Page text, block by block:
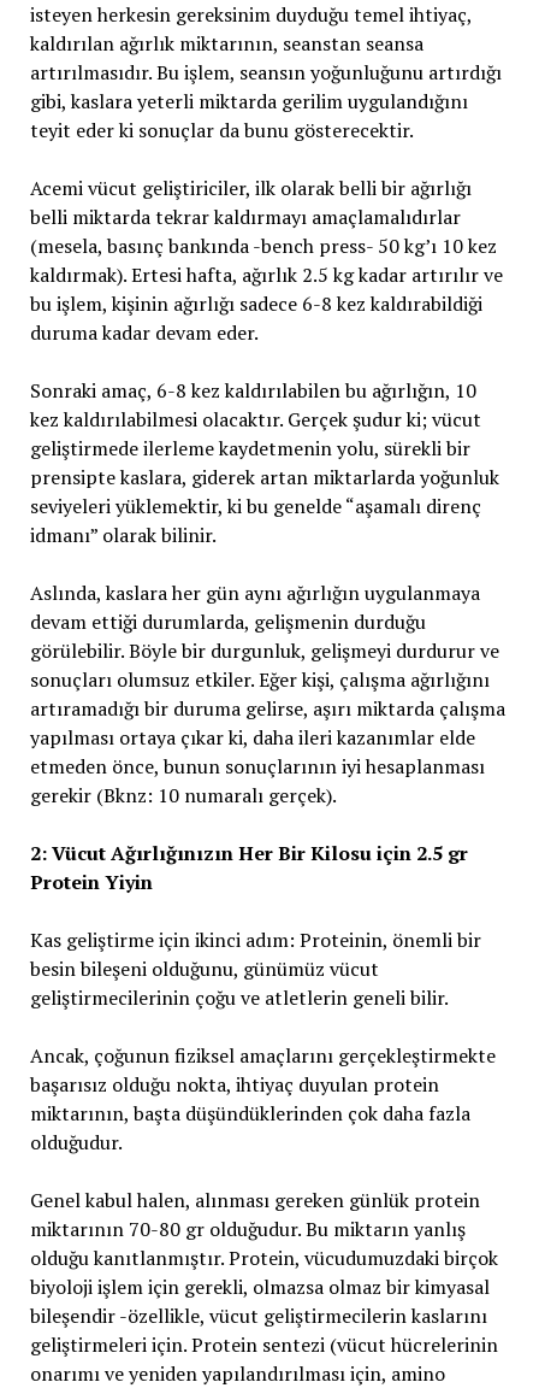
isteyen herkesin gereksinim duyduğu temel ihtiyaç,
kaldırılan ağırlık miktarının, seanstan seansa
artırılmasıdır. Bu işlem, seansın yoğunluğunu artırdığı
gibi, kaslara yeterli miktarda gerilim uygulandığını
teyit eder ki sonuçlar da bunu gösterecektir.
Acemi vücut geliştiriciler, ilk olarak belli bir ağırlığı
belli miktarda tekrar kaldırmayı amaçlamalıdırlar
(mesela, basınç bankında -bench press- 50 kg’ı 10 kez
kaldırmak). Ertesi hafta, ağırlık 2.5 kg kadar artırılır ve
bu işlem, kişinin ağırlığı sadece 6-8 kez kaldırabildiği
duruma kadar devam eder.
Sonraki amaç, 6-8 kez kaldırılabilen bu ağırlığın, 10
kez kaldırılabilmesi olacaktır. Gerçek şudur ki; vücut
geliştirmede ilerleme kaydetmenin yolu, sürekli bir
prensipte kaslara, giderek artan miktarlarda yoğunluk
seviyeleri yüklemektir, ki bu genelde “aşamalı direnç
idmanı” olarak bilinir.
Aslında, kaslara her gün aynı ağırlığın uygulanmaya
devam ettiği durumlarda, gelişmenin durduğu
görülebilir. Böyle bir durgunluk, gelişmeyi durdurur ve
sonuçları olumsuz etkiler. Eğer kişi, çalışma ağırlığını
artıramadığı bir duruma gelirse, aşırı miktarda çalışma
yapılması ortaya çıkar ki, daha ileri kazanımlar elde
etmeden önce, bunun sonuçlarının iyi hesaplanması
gerekir (Bknz: 10 numaralı gerçek).
2: Vücut Ağırlığınızın Her Bir Kilosu için 2.5 gr
Protein Yiyin
Kas geliştirme için ikinci adım: Proteinin, önemli bir
besin bileşeni olduğunu, günümüz vücut
geliştirmecilerinin çoğu ve atletlerin geneli bilir.
Ancak, çoğunun fiziksel amaçlarını gerçekleştirmekte
başarısız olduğu nokta, ihtiyaç duyulan protein
miktarının, başta düşündüklerinden çok daha fazla
olduğudur.
Genel kabul halen, alınması gereken günlük protein
miktarının 70-80 gr olduğudur. Bu miktarın yanlış
olduğu kanıtlanmıştır. Protein, vücudumuzdaki birçok
biyoloji işlem için gerekli, olmazsa olmaz bir kimyasal
bileşendir -özellikle, vücut geliştirmecilerin kaslarını
geliştirmeleri için. Protein sentezi (vücut hücrelerinin
onarımı ve yeniden yapılandırılması için, amino